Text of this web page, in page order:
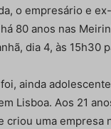
o empresário e
80 anos nas
dia 4, às 15h30
ainda
Lisboa. Aos 21
criou uma empresa